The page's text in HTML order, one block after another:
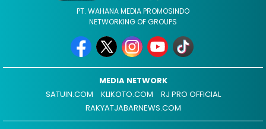
PT. WAHANA MEDIA PROMOSINDO
NETWORKING OF GROUPS
MEDIA NETWORK
SATUIN.COM
KLIKOTO.COM
RJ PRO OFFICIAL
RAKYATJABARNEWS.COM